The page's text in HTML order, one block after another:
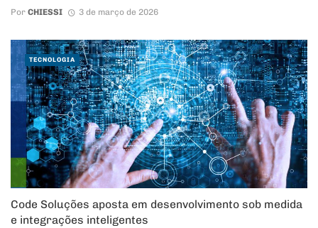
Por CHIESSI 3 de março de 2026
Code Soluções aposta em desenvolvimento sob medida
e integrações inteligentes
TECNOLOGIA